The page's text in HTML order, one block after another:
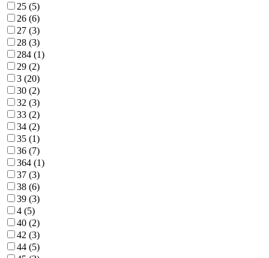
25 (5)
26 (6)
27 (3)
28 (3)
284 (1)
29 (2)
3 (20)
30 (2)
32 (3)
33 (2)
34 (2)
35 (1)
36 (7)
364 (1)
37 (3)
38 (6)
39 (3)
4 (5)
40 (2)
42 (3)
44 (5)